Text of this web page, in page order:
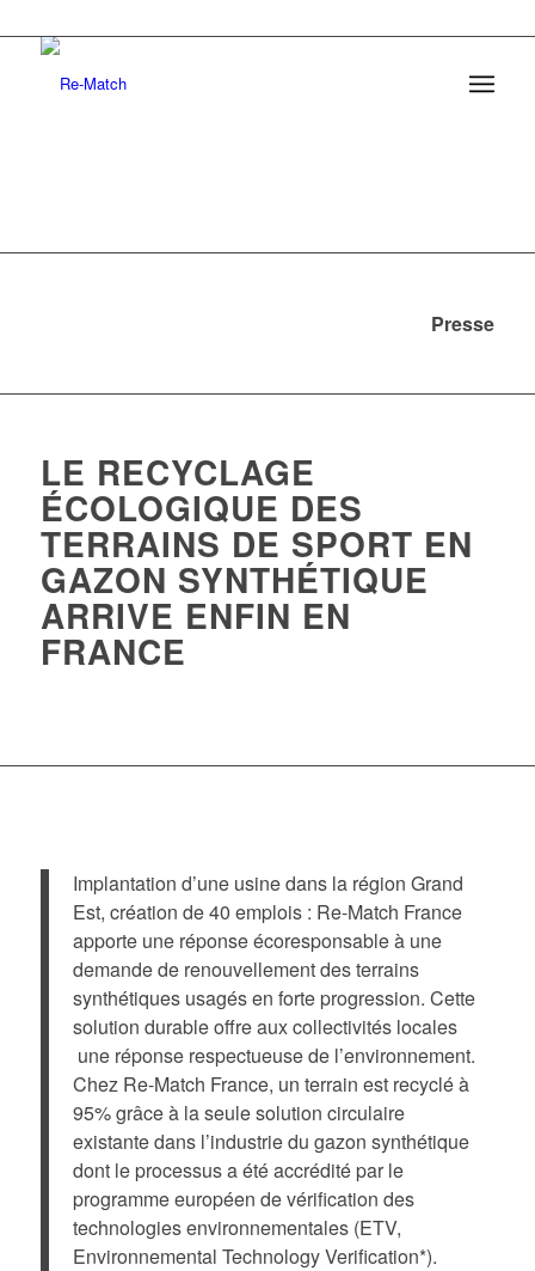
Presse
LE RECYCLAGE
ÉCOLOGIQUE DES
TERRAINS DE SPORT EN
GAZON SYNTHÉTIQUE
ARRIVE ENFIN EN
FRANCE
Implantation d’une usine dans la région Grand
Est, création de 40 emplois : Re-Match France
apporte une réponse écoresponsable à une
demande de renouvellement des terrains
synthétiques usagés en forte progression. Cette
solution durable offre aux collectivités locales
une réponse respectueuse de l’environnement.
Chez Re-Match France, un terrain est recyclé à
95% grâce à la seule solution circulaire
existante dans l’industrie du gazon synthétique
dont le processus a été accrédité par le
programme européen de vérification des
technologies environnementales (ETV,
Environnemental Technology Verification*).